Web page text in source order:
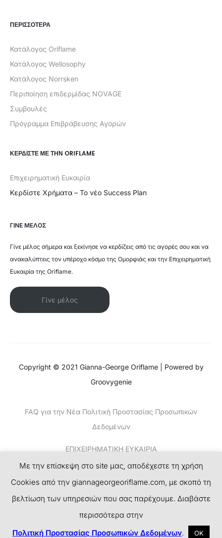
ΠΕΡΙΣΣΟΤΕΡΑ
Κατάλογος Oriflame
Κατάλογος Wellosophy
Κατάλογος Norrsken
Περιποίηση επιδερμίδας NOVAGE
Συμβουλές
Πρόγραμμα Επιβράβευσης Αγορών
ΚΕΡΔΊΣΤΕ ΜΕ ΤΗΝ ORIFLAME
Επιχειρηματική Ευκαιρία
Κερδίστε Χρήματα – Το νέο Success Plan
ΓΙΝΕ ΜΕΛΟΣ
Γίνε μέλος σήμερα και ξεκίνησε να κερδίζεις από τις αγορές σου και να
ανακαλύπτεις τον υπέροχο κόσμο της Ομορφιάς και την Επιχειρηματική
Ευκαιρία της Oriflame.
Γίνε μέλος
Copyright © 2021 Gianna-George Oriflame | Powered by
Groovygenie
FAQ για την Νέα Πολιτική Προστασίας Προσωπικών
Δεδομένων
ΕΠΙΧΕΙΡΗΜΑΤΙΚΗ ΕΥΚΑΙΡΙΑ
ΚΕΡΔΙΣΤΕ ΧΡΗΜΑΤΑ-ΤΟ ΝΕΟ SUCCESS PLAN
a
n
w
i
Με την επίσκεψη στο site μας, αποδέχεστε τη χρήση
Cookies από την giannageorgeoriflame.com, με σκοπό τη
βελτίωση των υπηρεσιών που σας παρέχουμε. Διαβάστε
περισσότερα στην
Πολιτική Προστασίας Προσωπικών Δεδομένων. ΟΚ